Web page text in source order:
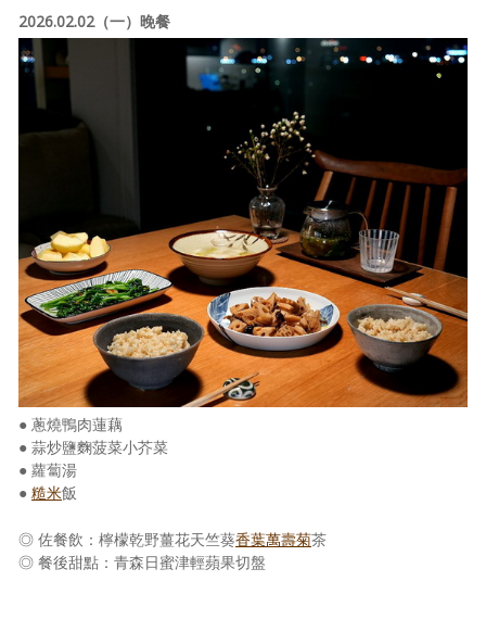
2026.02.02（一）晚餐
● 蔥燒鴨肉蓮藕
● 蒜炒鹽麴菠菜小芥菜
● 蘿蔔湯
● 糙米飯
◎ 佐餐飲：檸檬乾野薑花天竺葵香葉萬壽菊茶
◎ 餐後甜點：青森日蜜津輕蘋果切盤